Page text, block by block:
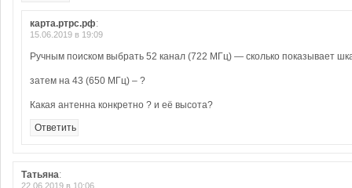
карта.ртрс.рф:
15.06.2019 в 19:09
Ручным поиском выбрать 52 канал (722 МГц) — сколько показывает
затем на 43 (650 МГц) – ?
Какая антенна конкретно ? и её высота?
Ответить
Татьяна:
22.06.2019 в 10:06